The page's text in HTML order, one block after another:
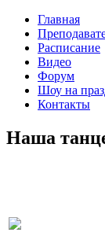
Главная
Расписание
Видео
Форум
Шоу на
Контакты
Наша